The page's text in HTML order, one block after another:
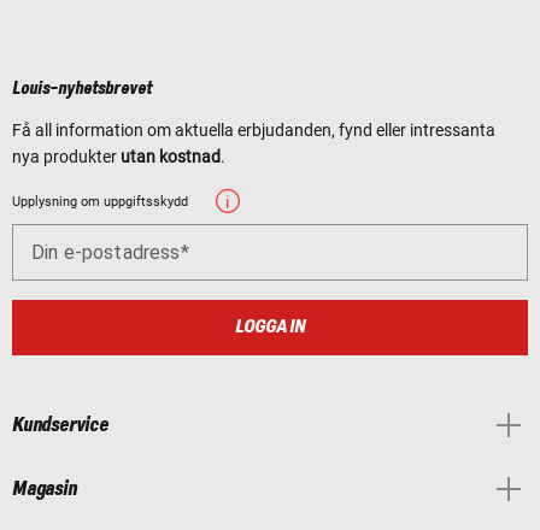
Louis-nyhetsbrevet
Få all information om aktuella erbjudanden, fynd eller intressanta
nya produkter utan kostnad.
Upplysning om uppgiftsskydd
Din e-postadress
LOGGA IN
Kundservice
Magasin